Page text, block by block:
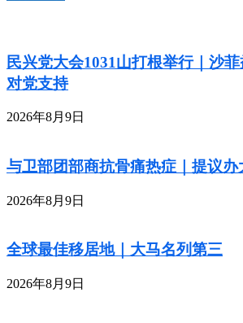
民兴党大会1031山打根举行｜沙
对党支持
2026年8月9日
与卫部团部商抗骨痛热症｜提议
2026年8月9日
全球最佳移居地｜大马名列第三
2026年8月9日